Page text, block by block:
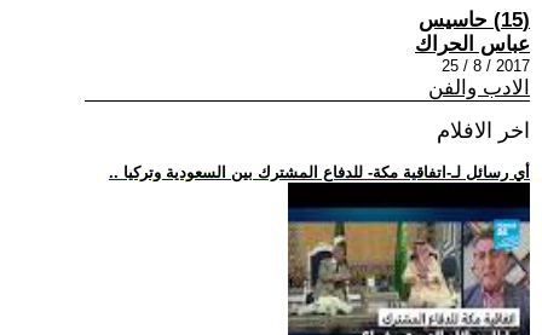
(15) حاسيس
عباس الحراك
2017 / 8 / 25
الادب والفن
اخر الافلام
.. أي رسائل لـ-اتفاقية مكة- للدفاع المشترك بين السعودية وتركيا